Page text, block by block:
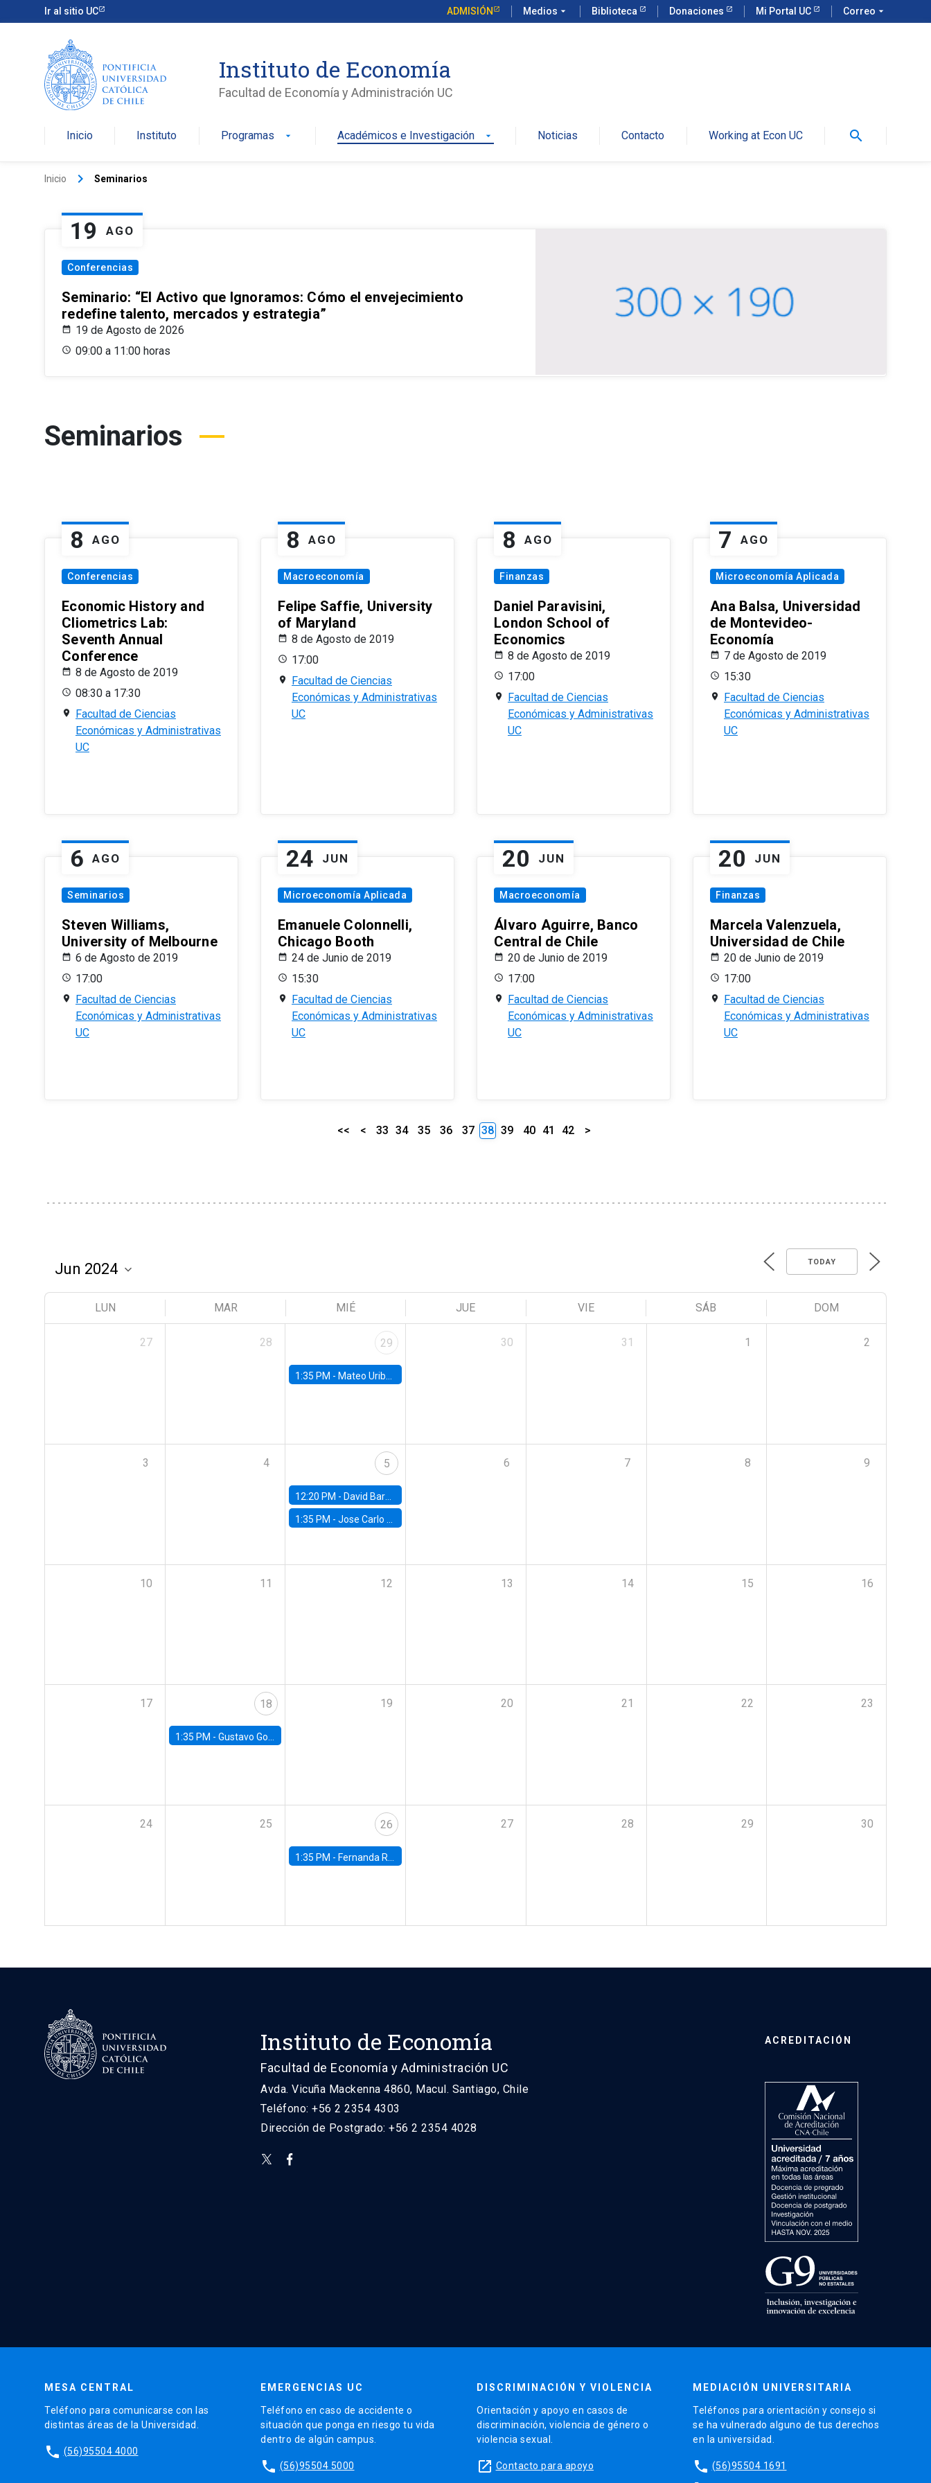
Ir al sitio UC ADMISIÓN Medios arrow_drop_down Biblioteca Donaciones Mi Portal UC Correo arrow_drop_down
Instituto de Economía
Facultad de Economía y Administración UC
Inicio Instituto Programas arrow_drop_down Académicos e Investigación arrow_drop_down Noticias Contacto Working at Econ UC search
Inicio keyboard_arrow_right Seminarios
19 AGO
Conferencias
Seminario: “El Activo que Ignoramos: Cómo el envejecimiento
redefine talento, mercados y estrategia”
19 de Agosto de 2026
09:00 a 11:00 horas
Seminarios
8 AGO
Conferencias
Economic History and
Cliometrics Lab:
Seventh Annual
Conference
8 de Agosto de 2019
08:30 a 17:30
Facultad de Ciencias
Económicas y Administrativas
UC
8 AGO
Macroeconomía
Felipe Saffie, University
of Maryland
8 de Agosto de 2019
17:00
Facultad de Ciencias
Económicas y Administrativas
UC
8 AGO
Finanzas
Daniel Paravisini,
London School of
Economics
8 de Agosto de 2019
17:00
Facultad de Ciencias
Económicas y Administrativas
UC
7 AGO
Microeconomía Aplicada
Ana Balsa, Universidad
de Montevideo-
Economía
7 de Agosto de 2019
15:30
Facultad de Ciencias
Económicas y Administrativas
UC
6 AGO
Seminarios
Steven Williams,
University of Melbourne
6 de Agosto de 2019
17:00
Facultad de Ciencias
Económicas y Administrativas
UC
24 JUN
Microeconomía Aplicada
Emanuele Colonnelli,
Chicago Booth
24 de Junio de 2019
15:30
Facultad de Ciencias
Económicas y Administrativas
UC
20 JUN
Macroeconomía
Álvaro Aguirre, Banco
Central de Chile
20 de Junio de 2019
17:00
Facultad de Ciencias
Económicas y Administrativas
UC
20 JUN
Finanzas
Marcela Valenzuela,
Universidad de Chile
20 de Junio de 2019
17:00
Facultad de Ciencias
Económicas y Administrativas
UC
<< < 33 34 35 36 37 38 39 40 41 42 >
TODAY
LUN MAR MIÉ JUE VIE SÁB DOM
27 28 29
1:35 PM - Mateo Uribe-Castro, Universidad de los Andes (Colombia)
30 31 1 2
3 4 5
12:20 PM - David Bardey, Universidad de los Andes - CEDE
1:35 PM -Jose Carlo Bermudez, UC (ME) & World Bank
6 7 8 9
10 11 12 13 14 15 16
17 18
1:35 PM - Gustavo González, Banco Central de Chile
19 20 21 22 23
24 25 26
1:35 PM - Fernanda Rojas Ampuero, University of Wisconsin-Madison
27 28 29 30
Instituto de Economía
Facultad de Economía y Administración UC
Avda. Vicuña Mackenna 4860, Macul. Santiago, Chile
Teléfono: +56 2 2354 4303
Dirección de Postgrado: +56 2 2354 4028
ACREDITACIÓN
MESA CENTRAL
Teléfono para comunicarse con las
distintas áreas de la Universidad.
phone (56)95504 4000
EMERGENCIAS UC
Teléfono en caso de accidente o
situación que ponga en riesgo tu vida
dentro de algún campus.
phone (56)95504 5000
DISCRIMINACIÓN Y VIOLENCIA
Orientación y apoyo en casos de
discriminación, violencia de género o
violencia sexual.
launch Contacto para apoyo
MEDIACIÓN UNIVERSITARIA
Teléfonos para orientación y consejo si
se ha vulnerado alguno de tus derechos
en la universidad.
phone (56)95504 1691